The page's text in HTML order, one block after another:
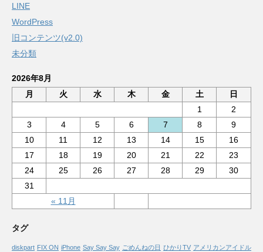
LINE
WordPress
旧コンテンツ(v2.0)
未分類
2026年8月
月
火 水 木 金 土 日
« 11月
1
2
3
4 5 6 7 8
9
10
11 12 13 14 15
16
17
18 19 20 21 22
23
24
25 26 27 28 29
30
31
タグ
diskpart FIX ON iPhone Say Say Say ごめんねの日 ひかりTV アメリカンアイドル